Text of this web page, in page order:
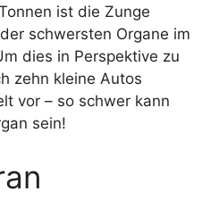
ist die Zunge
schwersten Organe im
dies in Perspektive zu
zehn kleine Autos
vor – so schwer kann
sein!